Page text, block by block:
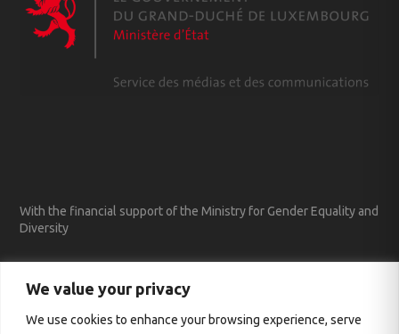
We value your privacy
We use cookies to enhance your browsing experience, serve
With the financial support of the Ministry for Gender Equality and
Diversity